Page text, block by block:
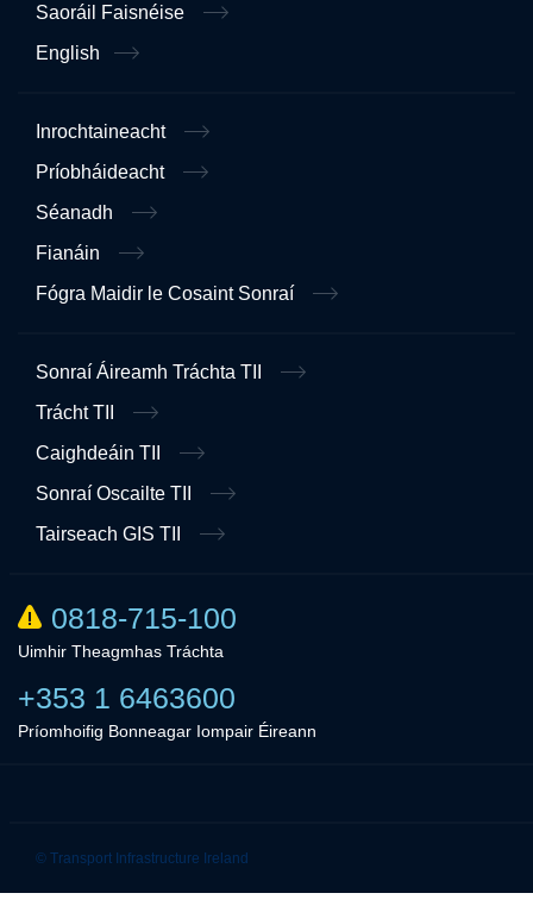
Saoráil Faisnéise
English
Inrochtaineacht
Príobháideacht
Séanadh
Fianáin
Fógra Maidir le Cosaint Sonraí
Sonraí Áireamh Tráchta TII
Trácht TII
Caighdeáin TII
Sonraí Oscailte TII
Tairseach GIS TII
0818-715-100
Uimhir Theagmhas Tráchta
+353 1 6463600
Príomhoifig Bonneagar Iompair Éireann
© Transport Infrastructure Ireland